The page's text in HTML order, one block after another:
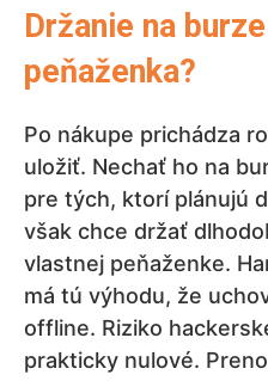
Držanie na
peňaženka?
Po nákupe prichádza
uložiť. Nechať ho na
pre tých, ktorí plánujú
však chce držať
vlastnej peňaženke.
má tú výhodu, že
offline. Riziko
prakticky nulové.